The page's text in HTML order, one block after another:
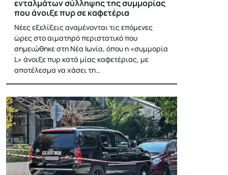
ενταλμάτων σύλληψης της συμμορίας
που άνοιξε πυρ σε καφετέρια
Νέες εξελίξεις αναμένονται τις επόμενες
ώρες στο αιματηρό περιστατικό που
σημειώθηκε στη Νέα Ιωνία, όπου η «συμμορία
L» άνοιξε πυρ κατά μίας καφετέριας, με
αποτέλεσμα να χάσει τη…